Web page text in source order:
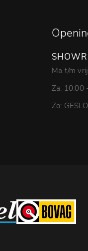
Ma t/m
Za: 10:00
Zo: